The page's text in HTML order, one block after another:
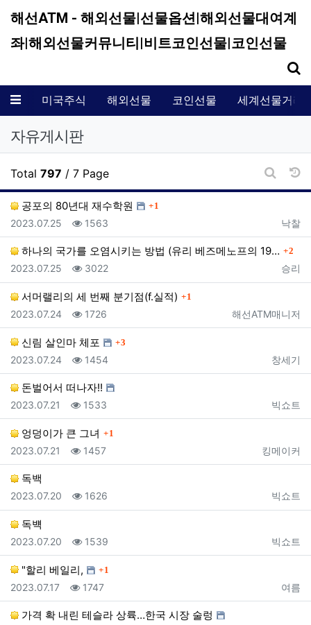
해선ATM - 해외선물|선물옵션|해외선물대여계
좌|해외선물커뮤니티|비트코인선물|코인선물
메뉴 미국주식 해외선물 코인선물 세계선물거래
자유게시판
Total 797 / 7 Page
게시판
공포의 80년대 재수학원 댓글
1
등록자
낙찰
등록일
2023.07.25 조회
1563
하나의 국가를 오염시키는 방법 (유리 베즈메노프의 19… 댓글
2
등록자
승리
등록일
2023.07.25 조회
3022
서머랠리의 세 번째 분기점(f.실적) 댓글
1
등록자
해선ATM매니저
등록일
2023.07.24 조회
1726
신림 살인마 체포 댓글
3
등록자
창세기
등록일
2023.07.24 조회
1454
돈벌어서 떠나자!!
등록자
빅쇼트
등록일
2023.07.21 조회
1533
엉덩이가 큰 그녀 댓글
1
등록자
킹메이커
등록일
2023.07.21 조회
1457
독백
등록자
빅쇼트
등록일
2023.07.20 조회
1626
독뱩
등록자
빅쇼트
등록일
2023.07.20 조회
1539
"할리 베일리, 댓글
1
등록자
여름
등록일
2023.07.17 조회
1747
가격 확 내린 테슬라 상륙…한국 시장 술렁